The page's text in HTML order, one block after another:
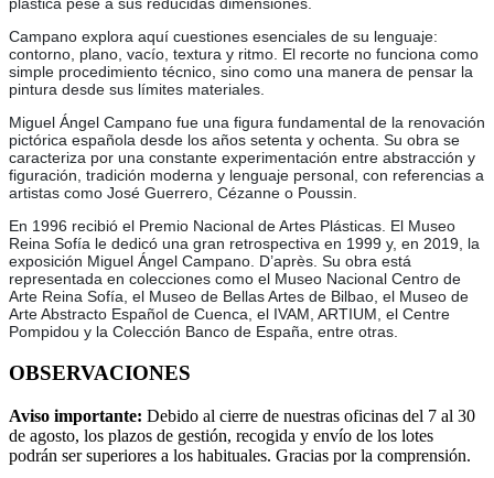
plástica pese a sus reducidas dimensiones.
Campano explora aquí cuestiones esenciales de su lenguaje:
contorno, plano, vacío, textura y ritmo. El recorte no funciona como
simple procedimiento técnico, sino como una manera de pensar la
pintura desde sus límites materiales.
Miguel Ángel Campano fue una figura fundamental de la renovación
pictórica española desde los años setenta y ochenta. Su obra se
caracteriza por una constante experimentación entre abstracción y
figuración, tradición moderna y lenguaje personal, con referencias a
artistas como José Guerrero, Cézanne o Poussin.
En 1996 recibió el Premio Nacional de Artes Plásticas. El Museo
Reina Sofía le dedicó una gran retrospectiva en 1999 y, en 2019, la
exposición Miguel Ángel Campano. D’après. Su obra está
representada en colecciones como el Museo Nacional Centro de
Arte Reina Sofía, el Museo de Bellas Artes de Bilbao, el Museo de
Arte Abstracto Español de Cuenca, el IVAM, ARTIUM, el Centre
Pompidou y la Colección Banco de España, entre otras.
OBSERVACIONES
Aviso importante: Debido al cierre de nuestras oficinas del 7 al 30
de agosto, los plazos de gestión, recogida y envío de los lotes
podrán ser superiores a los habituales. Gracias por la comprensión.